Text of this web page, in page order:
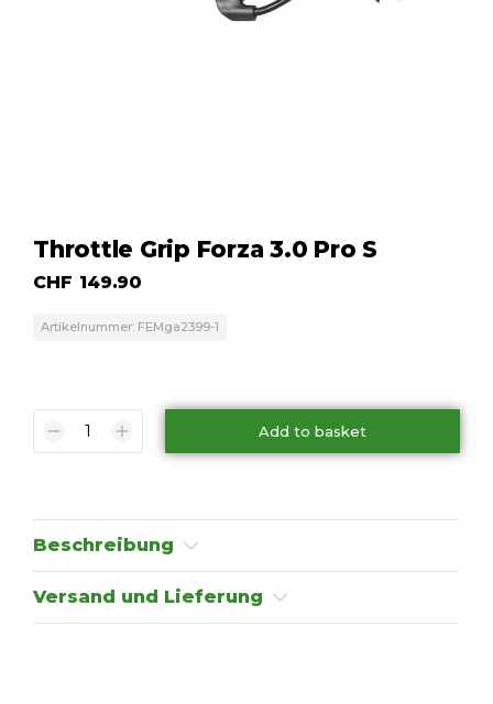
Throttle Grip Forza 3.0 Pro S
CHF 149.90
Artikelnummer: FEMga2399-1
Add to basket
Beschreibung
Versand und Lieferung